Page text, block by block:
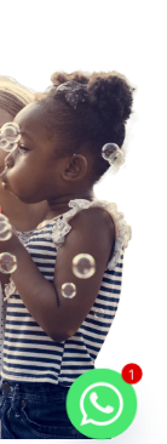
1